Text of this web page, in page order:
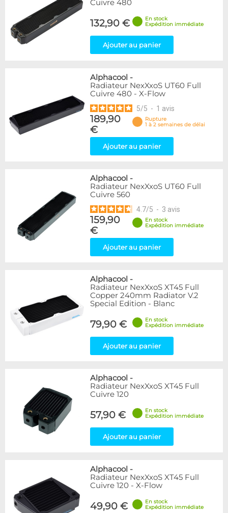
Cuivre 480
132,90 €
En stock
Expédition immédiate
Ajouter au panier
Alphacool -
Radiateur NexXxoS UT60 Full
Cuivre 480 - X-Flow
5/5 - 1 avis
189,90
€
Rupture
1 à 2 semaines de délai
Ajouter au panier
Alphacool -
Radiateur NexXxoS UT60 Full
Cuivre 560
4.7/5 - 3 avis
159,90
€
En stock
Expédition immédiate
Ajouter au panier
Alphacool -
Radiateur NexXxoS XT45 Full
Copper 240mm Radiator V.2
Special Edition - Blanc
79,90 €
En stock
Expédition immédiate
Ajouter au panier
Alphacool -
Radiateur NexXxoS XT45 Full
Cuivre 120
57,90 €
En stock
Expédition immédiate
Ajouter au panier
Alphacool -
Radiateur NexXxoS XT45 Full
Cuivre 120 - X-Flow
49,90 €
En stock
Expédition immédiate